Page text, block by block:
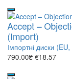
Accept –
(Import)
Імпортні диски
790.00₴ €18.57